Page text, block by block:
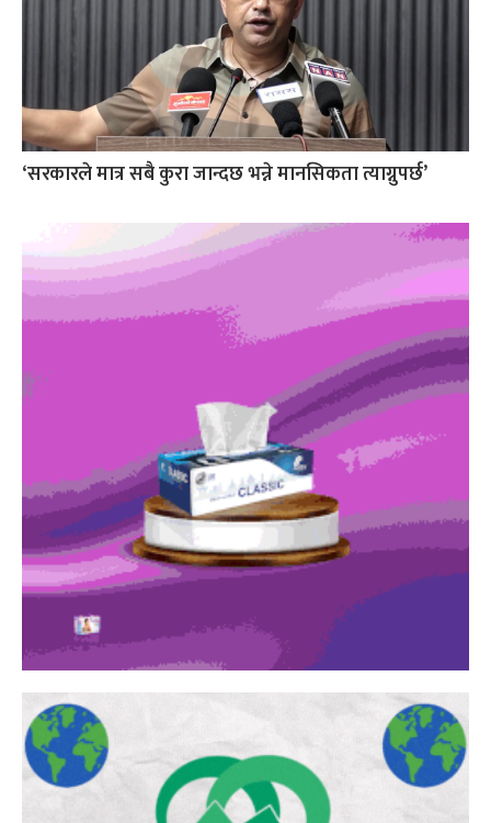
‘सरकारले मात्र सबै कुरा जान्दछ भन्ने मानसिकता त्याग्नुपर्छ’